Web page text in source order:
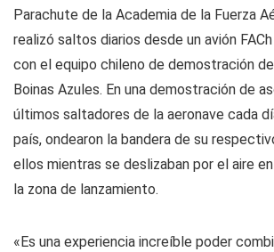
Parachute de la Academia de la Fuerza
realizó saltos diarios desde un avión
con el equipo chileno de demostración
Boinas Azules. En una demostración de
últimos saltadores de la aeronave cada
país, ondearon la bandera de su
ellos mientras se deslizaban por el aire
la zona de lanzamiento.
«Es una experiencia increíble poder